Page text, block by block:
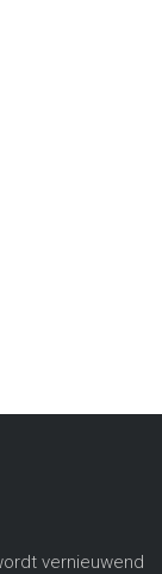
vernieuwend